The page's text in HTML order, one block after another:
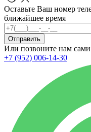
Оставьте Ваш номер
ближайшее время
Отправить
Или позвоните нам
+7 (952) 006-14-30